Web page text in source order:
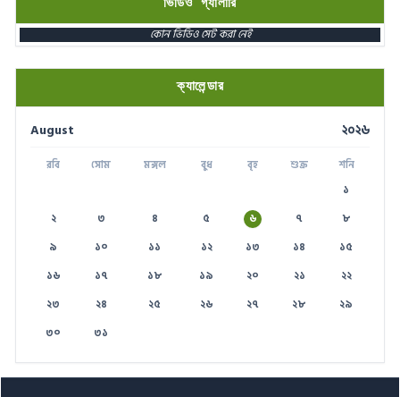
পাসপোর্ট বাতায়ন হটলাইন
১৬৪৪৫
১৬৯৯৯
ভিডিও গ্যালারি
কোন ভিডিও সেট করা নেই
ক্যালেন্ডার
August ২০২৬
রবি সোম মঙ্গল বুধ বৃহ শুক্র শনি
১
২
৩ ৪ ৫ ৬ ৭
৮
৯
১০ ১১ ১২ ১৩ ১৪
১৫
১৬
১৭ ১৮ ১৯ ২০ ২১
২২
২৩
২৪ ২৫ ২৬ ২৭ ২৮
২৯
৩০
৩১